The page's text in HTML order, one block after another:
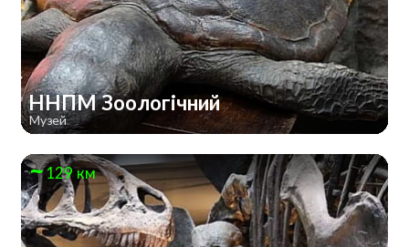
ННПМ Зоологічний
Музей
129 км